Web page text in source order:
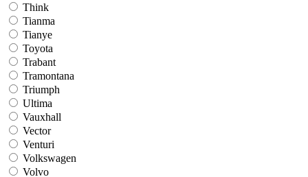
Think
Tianma
Tianye
Toyota
Trabant
Tramontana
Triumph
Ultima
Vauxhall
Vector
Venturi
Volkswagen
Volvo